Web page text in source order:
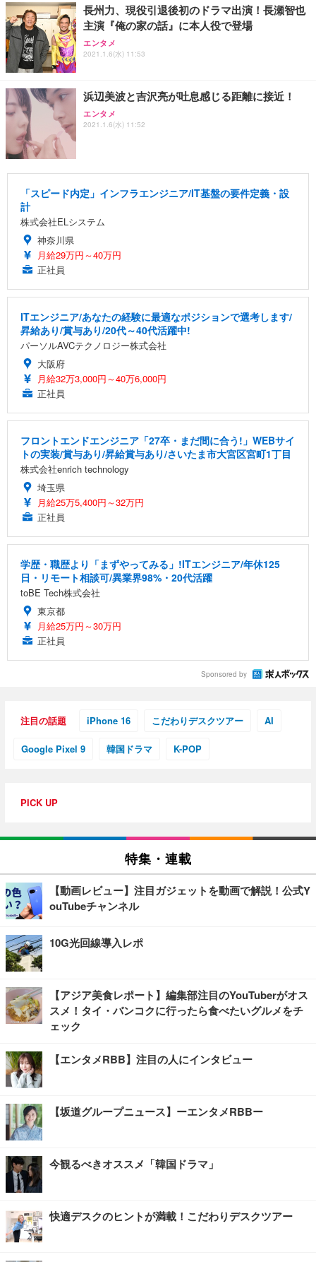
長州力、現役引退後初のドラマ出演！長瀬智也
主演『俺の家の話』に本人役で登場
エンタメ
2021.1.6(水) 11:53
浜辺美波と吉沢亮が吐息感じる距離に接近！
エンタメ
2021.1.6(水) 11:52
「スピード内定」インフラエンジニア/IT基盤の要件定義・設
計
株式会社ELシステム
神奈川県
月給29万円～40万円
正社員
ITエンジニア/あなたの経験に最適なポジションで選考します/
昇給あり/賞与あり/20代～40代活躍中!
パーソルAVCテクノロジー株式会社
大阪府
月給32万3,000円～40万6,000円
正社員
フロントエンドエンジニア「27卒・まだ間に合う!」WEBサイ
トの実装/賞与あり/昇給賞与あり/さいたま市大宮区宮町1丁目
株式会社enrich technology
埼玉県
月給25万5,400円～32万円
正社員
学歴・職歴より「まずやってみる」!ITエンジニア/年休125
日・リモート相談可/異業界98%・20代活躍
toBE Tech株式会社
東京都
月給25万円～30万円
正社員
Sponsored by
注目の話題 iPhone 16 こだわりデスクツアー AI
Google Pixel 9 韓国ドラマ K-POP
PICK UP
特集・連載
【動画レビュー】注目ガジェットを動画で解説！公式Y
ouTubeチャンネル
10G光回線導入レポ
【アジア美食レポート】編集部注目のYouTuberがオス
スメ！タイ・バンコクに行ったら食べたいグルメをチ
ェック
【エンタメRBB】注目の人にインタビュー
【坂道グループニュース】ーエンタメRBBー
今観るべきオススメ「韓国ドラマ」
快適デスクのヒントが満載！こだわりデスクツアー